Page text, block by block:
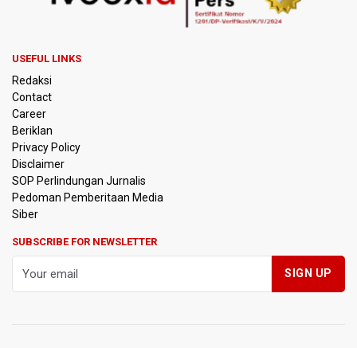
Kebakaran Landa Gedung Bapenda DKI Jakarta
PSSI Evaluasi TImnas Indonesia Setelah Gagal Tembus
Ditahan Imbang Singapura 1-1
Pemerintah Matangkan Rencana Pembaruan Buku Ajar
Nasional
Pendakian Gunung Gede Pangrango Ditutup karena
Indonesia
USEFUL LINKS
Redaksi
Contact
Career
Beriklan
Privacy Policy
Disclaimer
SOP Perlindungan Jurnalis
Pedoman Pemberitaan Media
Siber
SUBSCRIBE FOR NEWSLETTER